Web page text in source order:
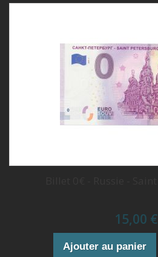
15,00 €
Ajouter au panier